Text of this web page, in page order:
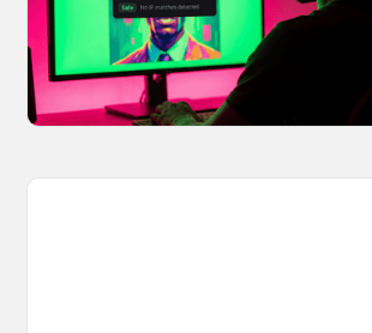
by CopySight, lets you scan your
potential IP issues before they
hands.
April 2, 2026